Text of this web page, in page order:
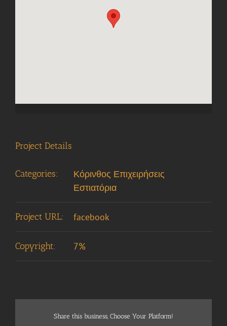
Project Details
Categories:
Κόρινθος Επιχειρήσεις
Εστιατόρια
Project URL: facebook
Copyright: 7%
Share this business, Choose Your Platform!